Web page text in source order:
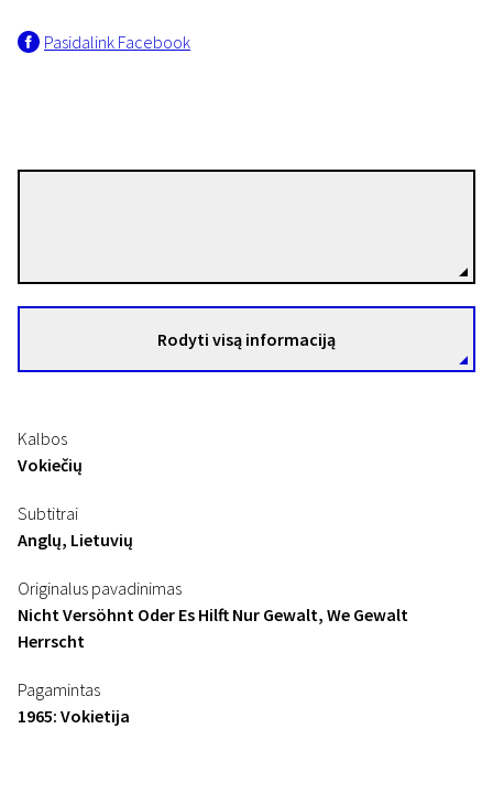
Pasidalink Facebook
Rodyti visą informaciją
Kalbos
Vokiečių
Subtitrai
Anglų, Lietuvių
Originalus pavadinimas
Nicht Versöhnt Oder Es Hilft Nur Gewalt, We Gewalt
Herrscht
Pagamintas
1965: Vokietija